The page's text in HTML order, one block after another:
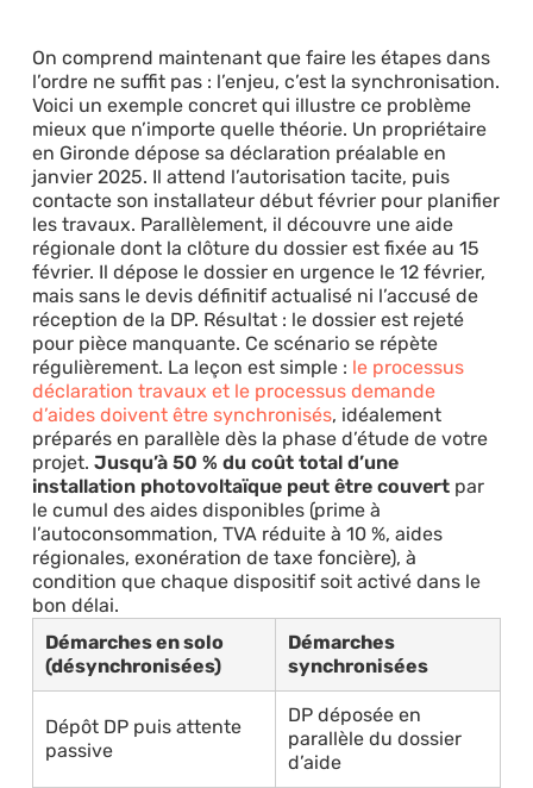
On comprend maintenant que faire les étapes dans
l’ordre ne suffit pas : l’enjeu, c’est la synchronisation.
Voici un exemple concret qui illustre ce problème
mieux que n’importe quelle théorie. Un propriétaire
en Gironde dépose sa déclaration préalable en
janvier 2025. Il attend l’autorisation tacite, puis
contacte son installateur début février pour planifier
les travaux. Parallèlement, il découvre une aide
régionale dont la clôture du dossier est fixée au 15
février. Il dépose le dossier en urgence le 12 février,
mais sans le devis définitif actualisé ni l’accusé de
réception de la DP. Résultat : le dossier est rejeté
pour pièce manquante. Ce scénario se répète
régulièrement. La leçon est simple : le processus
déclaration travaux et le processus demande
d’aides doivent être synchronisés, idéalement
préparés en parallèle dès la phase d’étude de votre
projet. Jusqu’à 50 % du coût total d’une
installation photovoltaïque peut être couvertpar
le cumul des aides disponibles (prime à
l’autoconsommation, TVA réduite à 10 %, aides
régionales, exonération de taxe foncière), à
condition que chaque dispositif soit activé dans le
bon délai.
Démarches en solo
(désynchronisées)
Démarches
synchronisées
Dépôt DP puis attente
passive
DP déposée en
parallèle du dossier
d’aide